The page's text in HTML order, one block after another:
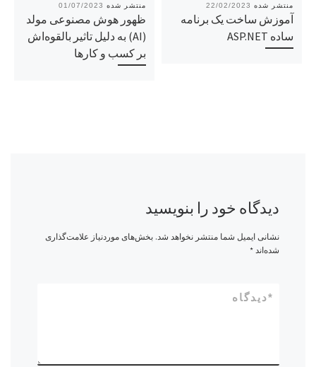
01/07/2023
ظهور هوش مصنوعی مولد
(AI) به دلیل تاثیر بالقوه‌اش
بر کسب و کارها
22/02/2023
آموزش ساخت یک برنامه
ساده ASP.NET
دیدگاه خود را بنویسید
نشانی ایمیل شما منتشر نخواهد شد. بخش‌های موردنیاز علامت‌گذاری
شده‌اند*
دیدگاه*